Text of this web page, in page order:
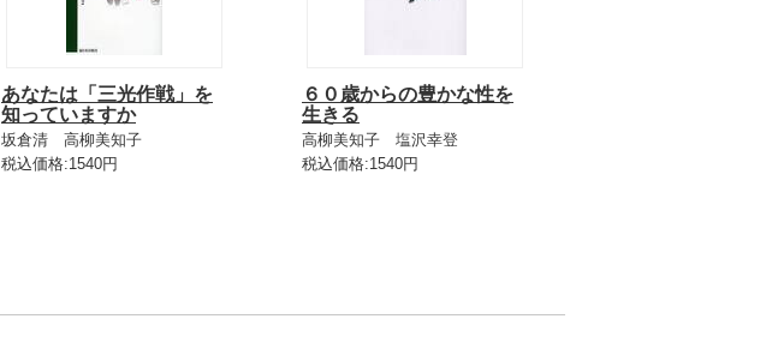
あなたは「三光作戦」を
知っていますか
坂倉清 高柳美知子
税込価格:1540円
６０歳からの豊かな性を
生きる
高柳美知子 塩沢幸登
税込価格:1540円